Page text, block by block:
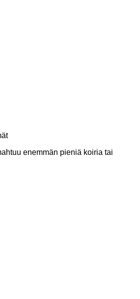
enemmän pieniä koiria tai